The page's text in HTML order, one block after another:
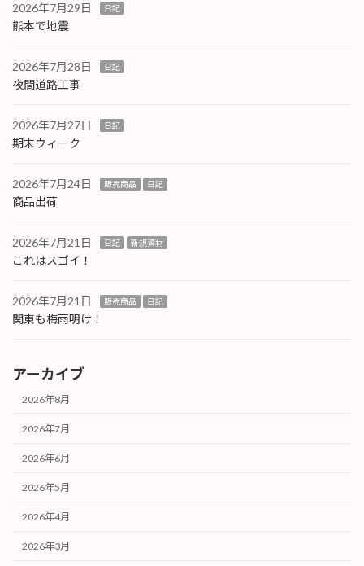
2026年7月29日 日記
熊本で地震
2026年7月28日 日記
夜間道路工事
2026年7月27日 日記
期末ウィーク
2026年7月24日 販売商品 日記
商品出荷
2026年7月21日 日記 新規資材
これはスゴイ！
2026年7月21日 販売商品 日記
関東も梅雨明け！
アーカイブ
2026年8月
2026年7月
2026年6月
2026年5月
2026年4月
2026年3月